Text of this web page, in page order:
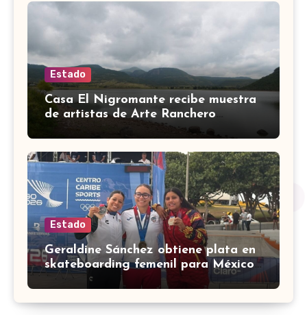
Estado
Casa El Nigromante recibe muestra
de artistas de Arte Ranchero
Pandillero
Estado
Geraldine Sánchez obtiene plata en
skateboarding femenil para México
en los Centroamericanos 2026